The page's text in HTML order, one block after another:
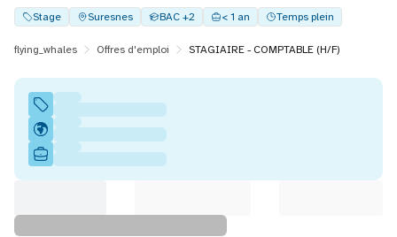
Stage Suresnes BAC +2 < 1 an Temps plein
flying_whales Offres d'emploi STAGIAIRE - COMPTABLE (H/F)